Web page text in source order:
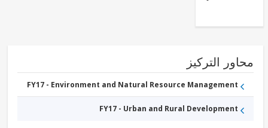
التركيز
FY17 - Environment and Natural Resource Management
FY17 - Urban and Rural Development